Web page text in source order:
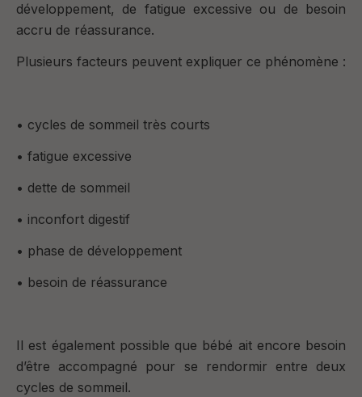
développement, de fatigue excessive ou de besoin
accru de réassurance.
Plusieurs facteurs peuvent expliquer ce phénomène :
• cycles de sommeil très courts
• fatigue excessive
• dette de sommeil
• inconfort digestif
• phase de développement
• besoin de réassurance
Il est également possible que bébé ait encore besoin
d’être accompagné pour se rendormir entre deux
cycles de sommeil.